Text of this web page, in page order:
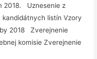
2018. Uznesenie z
listín Vzory
2018 Zverejnenie
komisie Zverejnenie